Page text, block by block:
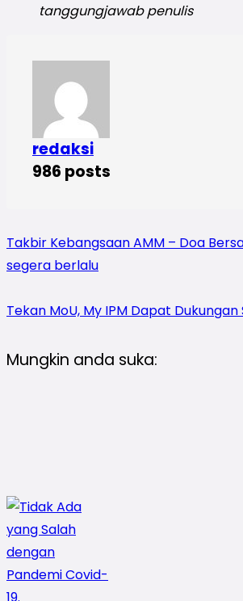
tanggungjawab penulis
redaksi
986 posts
Takbir Kebangsaan AMM – Doa
segera berlalu
Tekan MoU, My IPM Dapat Dukungan
Mungkin anda suka: